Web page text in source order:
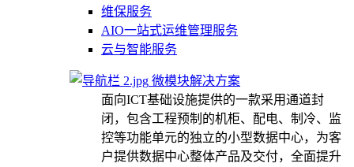
维保服务
AIO一站式运维管理服务
云与智能服务
微模块解决方案
面向ICT基础设施提供的一款采用通道封
闭，包含工程预制的机柜、配电、制冷、监
控等功能单元的独立的小型数据中心，为客
户提供数据中心整体产品及交付，全面提升